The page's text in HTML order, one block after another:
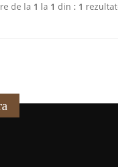
de la 1 la 1 din : 1